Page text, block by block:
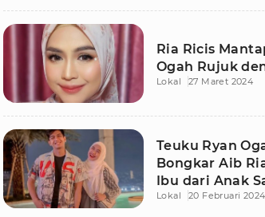
Ria Ricis
Ogah Rujuk
Lokal 27 Maret 2024
Teuku Ryan
Bongkar Aib
Ibu dari Anak
Lokal 20 Februari 2024